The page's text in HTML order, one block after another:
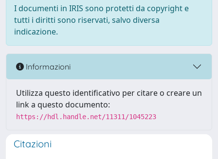
I documenti in IRIS sono protetti da copyright e
tutti i diritti sono riservati, salvo diversa
indicazione.
Informazioni
Utilizza questo identificativo per citare o creare un
link a questo documento:
https://hdl.handle.net/11311/1045223
Citazioni